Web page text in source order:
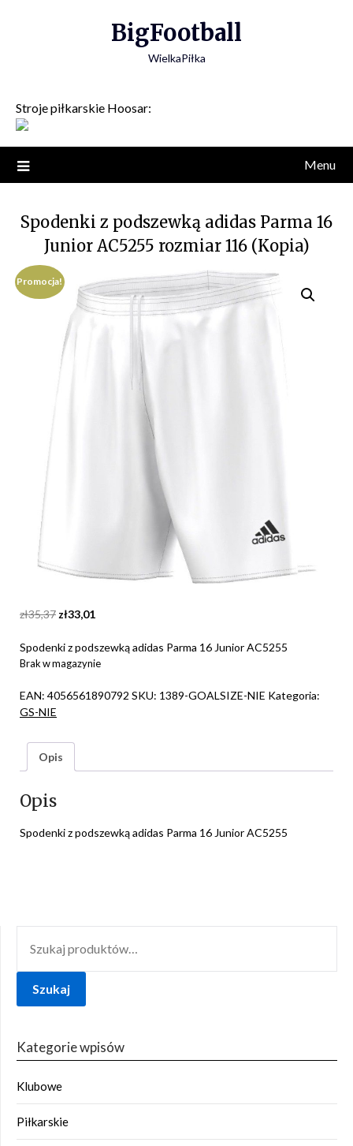
BigFootball
WielkaPiłka
Stroje piłkarskie Hoosar:
Menu
Spodenki z podszewką adidas Parma 16
Junior AC5255 rozmiar 116 (Kopia)
Promocja!
zł35,37 Original
was:
zł35,37.
zł33,01
is:
zł33,01.
Spodenki z podszewką adidas Parma 16 Junior AC5255
Brak w magazynie
EAN: 4056561890792 SKU: 1389-GOALSIZE-NIE Kategoria:
GS-NIE
Opis
Opis
Spodenki z podszewką adidas Parma 16 Junior AC5255
Szukaj
Kategorie wpisów
Klubowe
Piłkarskie